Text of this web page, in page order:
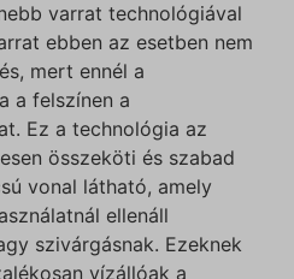
varrat technológiával
ebben az esetben nem
mert ennél a
a felszínen a
Ez a technológia az
összeköti és szabad
vonal látható, amely
ellenáll
szivárgásnak. Ezeknek
vízállóak a